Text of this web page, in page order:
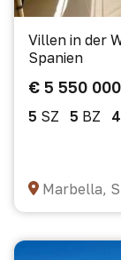
Villen in der
Spanien
€ 5 550 000
5 SZ 5 BZ
Marbella,